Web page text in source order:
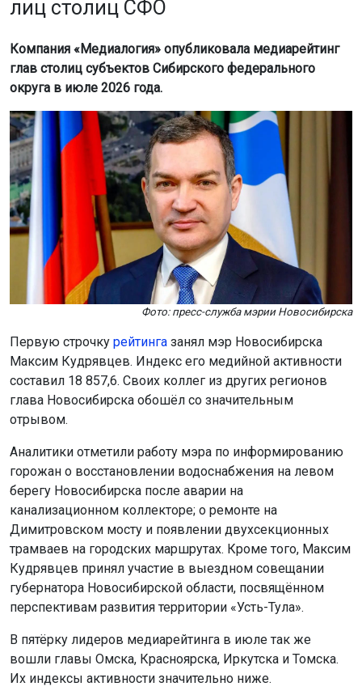
лиц столиц СФО
Компания «Медиалогия» опубликовала медиарейтинг
глав столиц субъектов Сибирского федерального
округа в июле 2026 года.
Фото: пресс-служба мэрии Новосибирска
Первую строчку рейтинга занял мэр Новосибирска
Максим Кудрявцев. Индекс его медийной активности
составил 18 857,6. Своих коллег из других регионов
глава Новосибирска обошёл со значительным
отрывом.
Аналитики отметили работу мэра по информированию
горожан о восстановлении водоснабжения на левом
берегу Новосибирска после аварии на
канализационном коллекторе; о ремонте на
Димитровском мосту и появлении двухсекционных
трамваев на городских маршрутах. Кроме того, Максим
Кудрявцев принял участие в выездном совещании
губернатора Новосибирской области, посвящённом
перспективам развития территории «Усть-Тула».
В пятёрку лидеров медиарейтинга в июле так же
вошли главы Омска, Красноярска, Иркутска и Томска.
Их индексы активности значительно ниже.